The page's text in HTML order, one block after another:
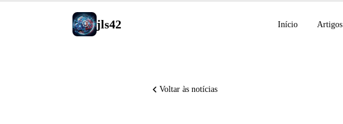
jls42 Início Artigos
Voltar às notícias